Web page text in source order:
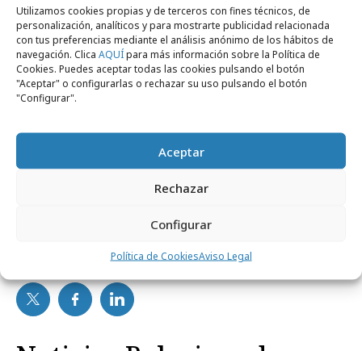
Utilizamos cookies propias y de terceros con fines técnicos, de
personalización, analíticos y para mostrarte publicidad relacionada
con tus preferencias mediante el análisis anónimo de los hábitos de
navegación. Clica AQUÍpara más información sobre la Política de
Cookies. Puedes aceptar todas las cookies pulsando el botón
"Aceptar" o configurarlas o rechazar su uso pulsando el botón
"Configurar".
Aceptar
Rechazar
Configurar
Política de CookiesAviso Legal